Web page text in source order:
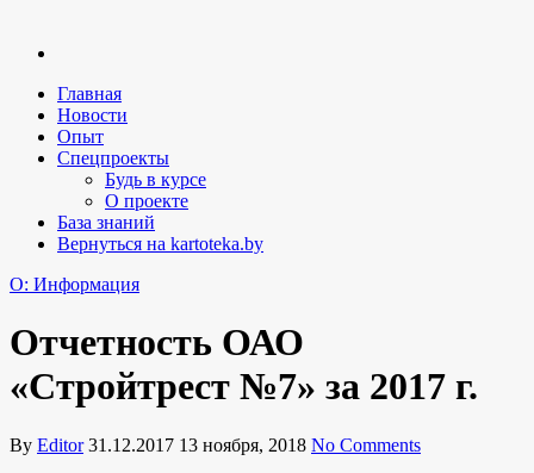
Главная
Новости
Опыт
Спецпроекты
Будь в курсе
О проекте
База знаний
Вернуться на kartoteka.by
O: Информация
Отчетность ОАО
«Стройтрест №7» за 2017 г.
By Editor 31.12.2017 13 ноября, 2018 No Comments